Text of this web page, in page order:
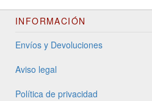
INFORMACIÓN
Envíos y Devoluciones
Aviso legal
Política de privacidad